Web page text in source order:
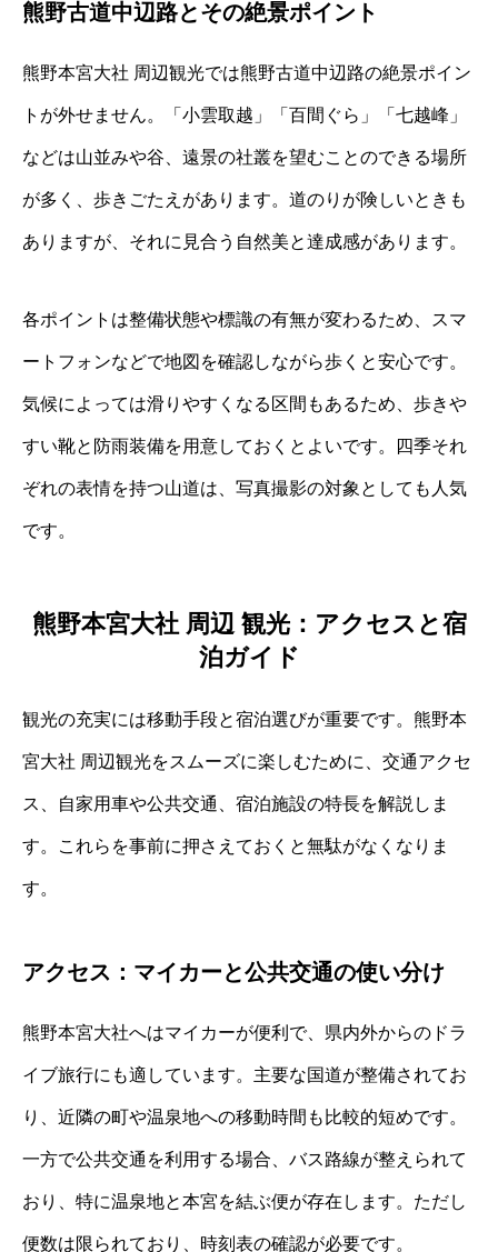
熊野古道中辺路とその絶景ポイント
熊野本宮大社 周辺観光では熊野古道中辺路の絶景ポイン
トが外せません。「小雲取越」「百間ぐら」「七越峰」
などは山並みや谷、遠景の社叢を望むことのできる場所
が多く、歩きごたえがあります。道のりが険しいときも
ありますが、それに見合う自然美と達成感があります。
各ポイントは整備状態や標識の有無が変わるため、スマ
ートフォンなどで地図を確認しながら歩くと安心です。
気候によっては滑りやすくなる区間もあるため、歩きや
すい靴と防雨装備を用意しておくとよいです。四季それ
ぞれの表情を持つ山道は、写真撮影の対象としても人気
です。
熊野本宮大社 周辺 観光：アクセスと宿
泊ガイド
観光の充実には移動手段と宿泊選びが重要です。熊野本
宮大社 周辺観光をスムーズに楽しむために、交通アクセ
ス、自家用車や公共交通、宿泊施設の特長を解説しま
す。これらを事前に押さえておくと無駄がなくなりま
す。
アクセス：マイカーと公共交通の使い分け
熊野本宮大社へはマイカーが便利で、県内外からのドラ
イブ旅行にも適しています。主要な国道が整備されてお
り、近隣の町や温泉地への移動時間も比較的短めです。
一方で公共交通を利用する場合、バス路線が整えられて
おり、特に温泉地と本宮を結ぶ便が存在します。ただし
便数は限られており、時刻表の確認が必要です。